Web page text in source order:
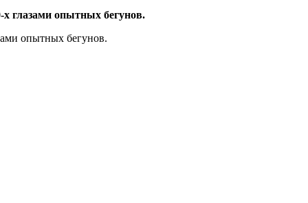
глазами опытных бегунов.
опытных бегунов.